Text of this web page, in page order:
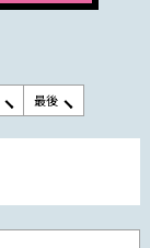
最後